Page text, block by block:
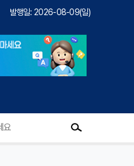
발행일: 2026-08-09(일)